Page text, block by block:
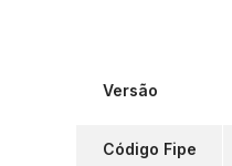
Versão
Código Fipe